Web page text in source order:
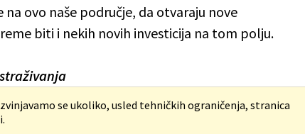
ovo naše područje, da otvaraju nove
biti i nekih novih investicija na tom polju.
se ukoliko, usled tehničkih ograničenja, stranica